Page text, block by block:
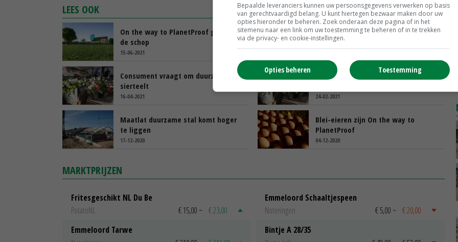
LEES OOK
On the way to PlanetProof gaat op
de schop
15-06-2021
Maatlat paardenstallen in de maak
Consument vraagt om duurzame
sierteelt
16-04-2021
Aantal bloemisten met
24-02-2021
Maatlat duurzame stal komt hoger
te liggen
17-12-2020
Blei-eieren zijn On the way to
PlanetProof
04-12-2020
MARKTPRIJZEN
Fritesgeschikt NL Du Be
PotatoNL
€ 15,00 ~ € 23,00
Emmeloord Tarwe
Emmeloord Schaaltjespeen
Noteringen
€ 5,00 ~ € 20,00
Bintje A 28/35
Bepaalde leveranciers kunnen uw persoonsgegevens verwerken op basis
van gerechtvaardigd belang. U kunt hiertegen bezwaar maken door uw
opties hieronder te beheren. Zoek onderaan deze pagina of in het
sitemenu naar een link om uw toestemming te beheren of in te trekken
via de privacy- en cookie-instellingen.
Toestemming
Opties beheren